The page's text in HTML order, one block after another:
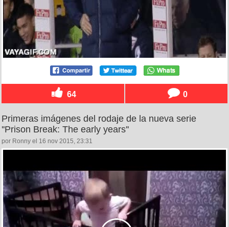
64 0
Primeras imágenes del rodaje de la nueva serie
''Prison Break: The early years''
por Ronny el 16 nov 2015, 23:31